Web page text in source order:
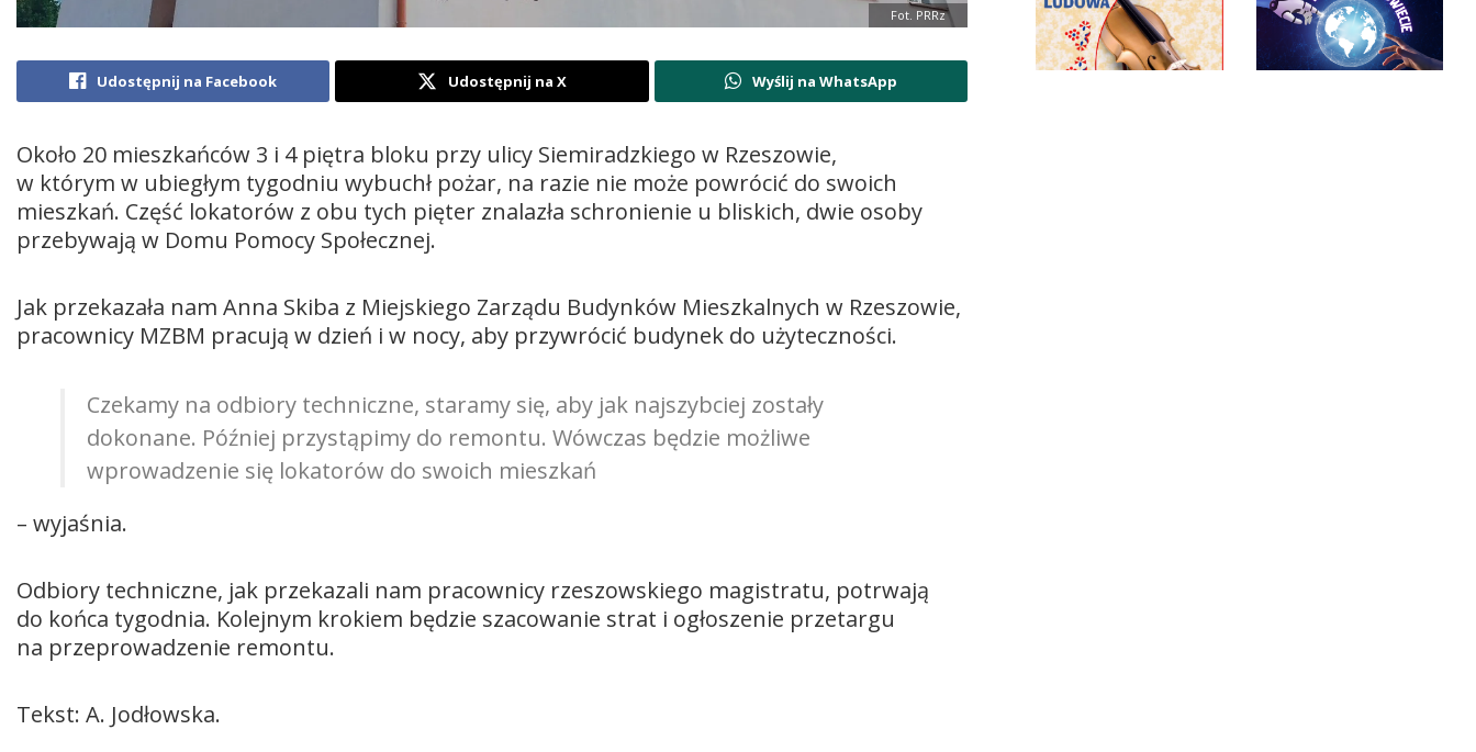
Fot. PRRz
Udostępnij na Facebook Udostępnij na X Wyślij na WhatsApp
Około 20 mieszkańców 3 i 4 piętra bloku przy ulicy Siemiradzkiego w Rzeszowie,
w którym w ubiegłym tygodniu wybuchł pożar, na razie nie może powrócić do swoich
mieszkań. Część lokatorów z obu tych pięter znalazła schronienie u bliskich, dwie osoby
przebywają w Domu Pomocy Społecznej.
Jak przekazała nam Anna Skiba z Miejskiego Zarządu Budynków Mieszkalnych w Rzeszowie,
pracownicy MZBM pracują w dzień i w nocy, aby przywrócić budynek do użyteczności.
Czekamy na odbiory techniczne, staramy się, aby jak najszybciej zostały
dokonane. Później przystąpimy do remontu. Wówczas będzie możliwe
wprowadzenie się lokatorów do swoich mieszkań
– wyjaśnia.
Odbiory techniczne, jak przekazali nam pracownicy rzeszowskiego magistratu, potrwają
do końca tygodnia. Kolejnym krokiem będzie szacowanie strat i ogłoszenie przetargu
na przeprowadzenie remontu.
Tekst: A. Jodłowska.